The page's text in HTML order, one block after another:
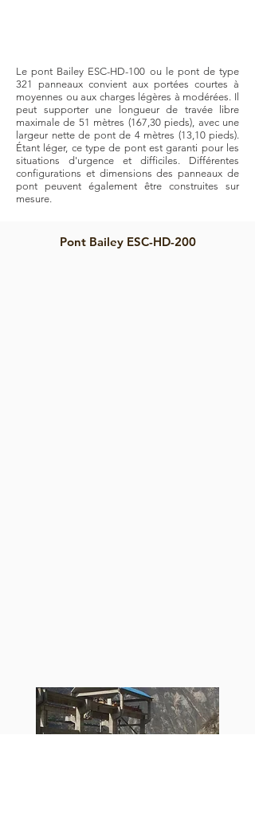
Le pont Bailey ESC-HD-100 ou le pont de type
321 panneaux convient aux portées courtes à
moyennes ou aux charges légères à modérées. Il
peut supporter une longueur de travée libre
maximale de 51 mètres (167,30 pieds), avec une
largeur nette de pont de 4 mètres (13,10 pieds).
Étant léger, ce type de pont est garanti pour les
situations d'urgence et difficiles. Différentes
configurations et dimensions des panneaux de
pont peuvent également être construites sur
mesure.
Pont Bailey ESC-HD-200